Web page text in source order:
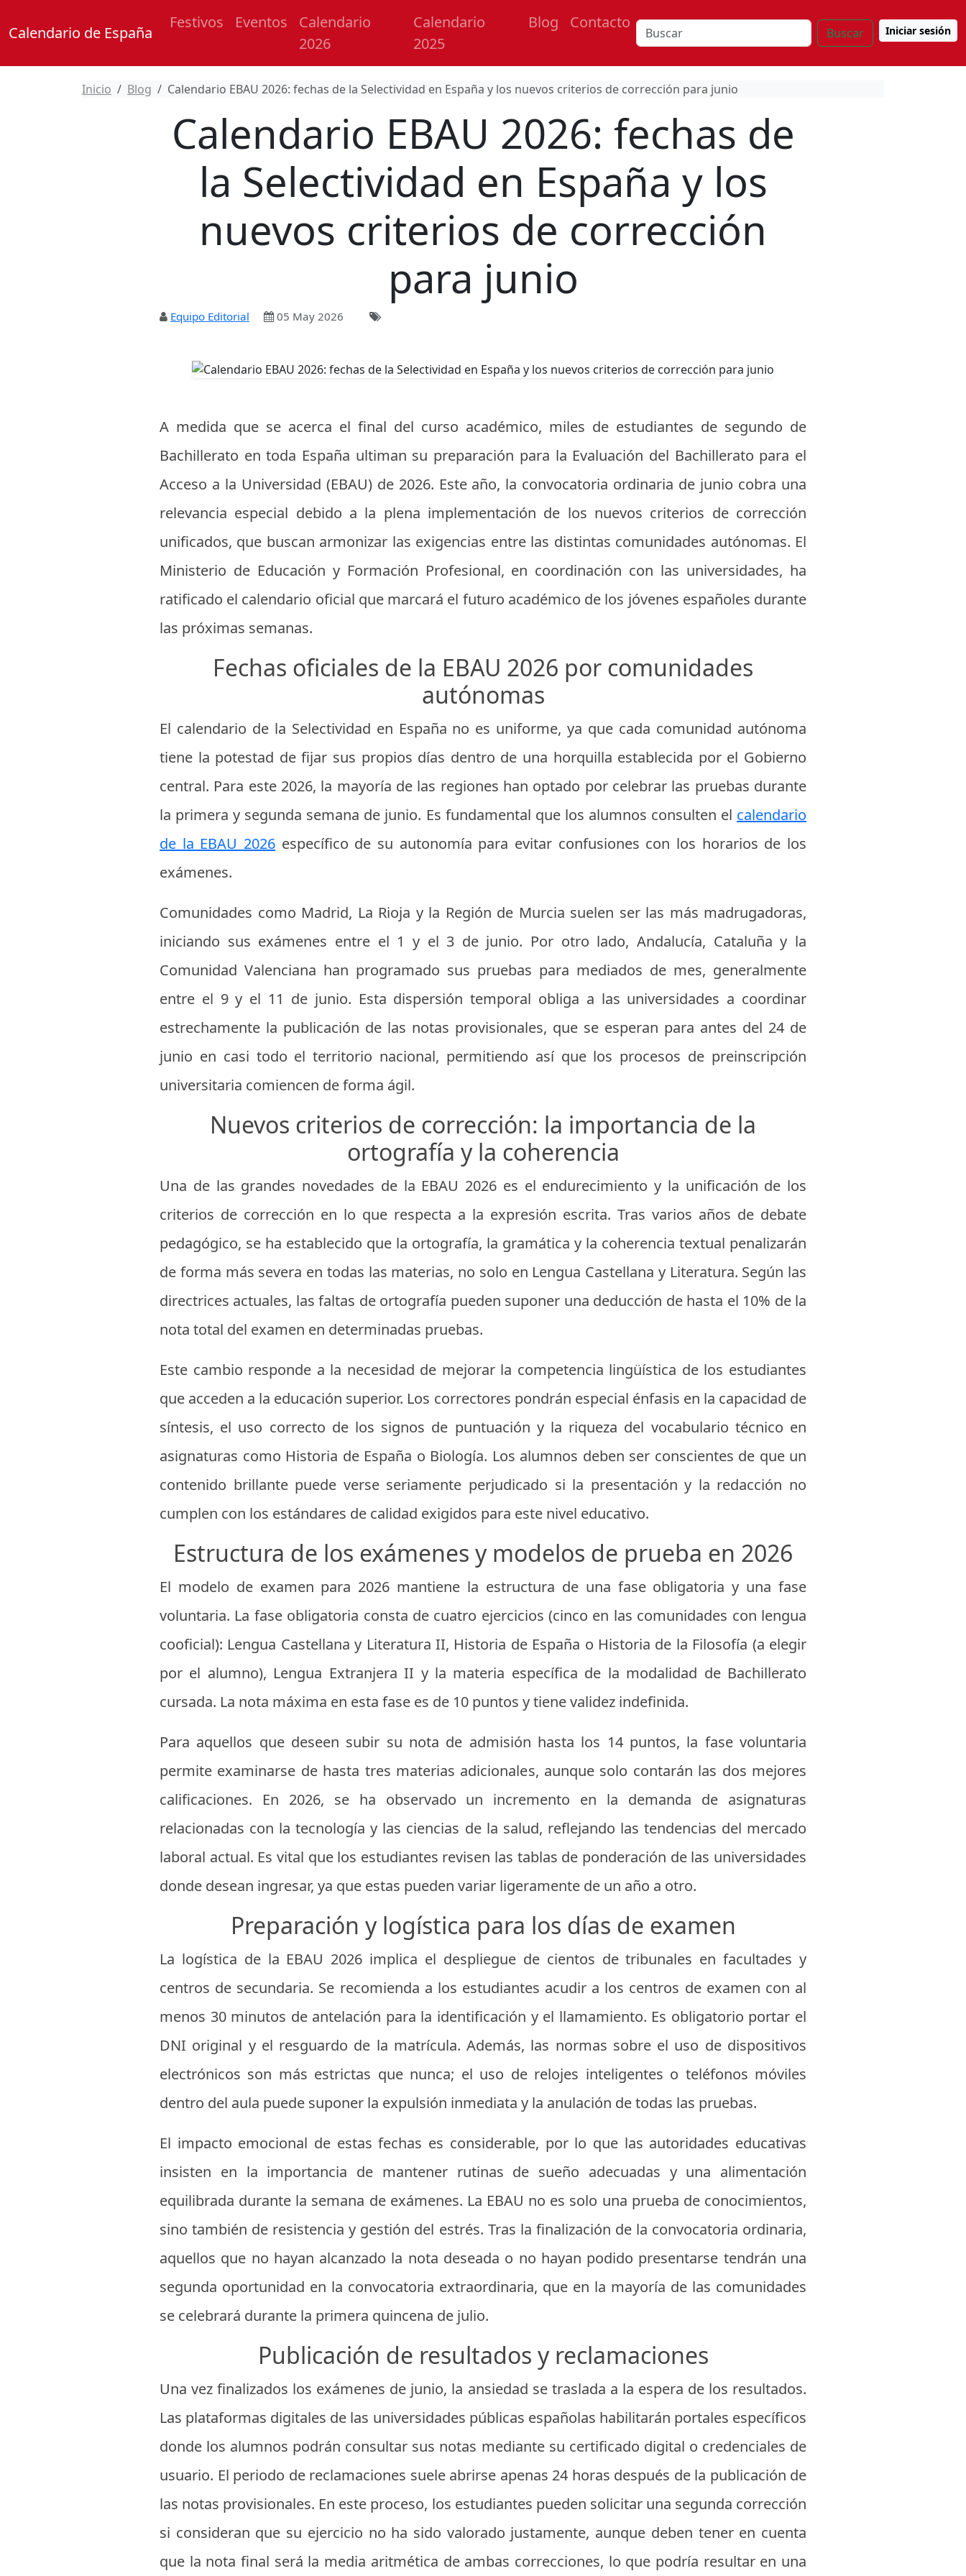
Calendario de España
Festivos Eventos
Calendario
2026
Calendario
2025
Blog Contacto
Buscar Iniciar sesión
Inicio Blog Calendario EBAU 2026: fechas de la Selectividad en España y los nuevos criterios de corrección para junio
Calendario EBAU 2026: fechas de
la Selectividad en España y los
nuevos criterios de corrección
para junio
Equipo Editorial 05 May 2026
A medida que se acerca el final del curso académico, miles de estudiantes de segundo de
Bachillerato en toda España ultiman su preparación para la Evaluación del Bachillerato para el
Acceso a la Universidad (EBAU) de 2026. Este año, la convocatoria ordinaria de junio cobra una
relevancia especial debido a la plena implementación de los nuevos criterios de corrección
unificados, que buscan armonizar las exigencias entre las distintas comunidades autónomas. El
Ministerio de Educación y Formación Profesional, en coordinación con las universidades, ha
ratificado el calendario oficial que marcará el futuro académico de los jóvenes españoles durante
las próximas semanas.
Fechas oficiales de la EBAU 2026 por comunidades
autónomas
El calendario de la Selectividad en España no es uniforme, ya que cada comunidad autónoma
tiene la potestad de fijar sus propios días dentro de una horquilla establecida por el Gobierno
central. Para este 2026, la mayoría de las regiones han optado por celebrar las pruebas durante
la primera y segunda semana de junio. Es fundamental que los alumnos consulten el calendario
de la EBAU 2026 específico de su autonomía para evitar confusiones con los horarios de los
exámenes.
Comunidades como Madrid, La Rioja y la Región de Murcia suelen ser las más madrugadoras,
iniciando sus exámenes entre el 1 y el 3 de junio. Por otro lado, Andalucía, Cataluña y la
Comunidad Valenciana han programado sus pruebas para mediados de mes, generalmente
entre el 9 y el 11 de junio. Esta dispersión temporal obliga a las universidades a coordinar
estrechamente la publicación de las notas provisionales, que se esperan para antes del 24 de
junio en casi todo el territorio nacional, permitiendo así que los procesos de preinscripción
universitaria comiencen de forma ágil.
Nuevos criterios de corrección: la importancia de la
ortografía y la coherencia
Una de las grandes novedades de la EBAU 2026 es el endurecimiento y la unificación de los
criterios de corrección en lo que respecta a la expresión escrita. Tras varios años de debate
pedagógico, se ha establecido que la ortografía, la gramática y la coherencia textual penalizarán
de forma más severa en todas las materias, no solo en Lengua Castellana y Literatura. Según las
directrices actuales, las faltas de ortografía pueden suponer una deducción de hasta el 10% de la
nota total del examen en determinadas pruebas.
Este cambio responde a la necesidad de mejorar la competencia lingüística de los estudiantes
que acceden a la educación superior. Los correctores pondrán especial énfasis en la capacidad de
síntesis, el uso correcto de los signos de puntuación y la riqueza del vocabulario técnico en
asignaturas como Historia de España o Biología. Los alumnos deben ser conscientes de que un
contenido brillante puede verse seriamente perjudicado si la presentación y la redacción no
cumplen con los estándares de calidad exigidos para este nivel educativo.
Estructura de los exámenes y modelos de prueba en 2026
El modelo de examen para 2026 mantiene la estructura de una fase obligatoria y una fase
voluntaria. La fase obligatoria consta de cuatro ejercicios (cinco en las comunidades con lengua
cooficial): Lengua Castellana y Literatura II, Historia de España o Historia de la Filosofía (a elegir
por el alumno), Lengua Extranjera II y la materia específica de la modalidad de Bachillerato
cursada. La nota máxima en esta fase es de 10 puntos y tiene validez indefinida.
Para aquellos que deseen subir su nota de admisión hasta los 14 puntos, la fase voluntaria
permite examinarse de hasta tres materias adicionales, aunque solo contarán las dos mejores
calificaciones. En 2026, se ha observado un incremento en la demanda de asignaturas
relacionadas con la tecnología y las ciencias de la salud, reflejando las tendencias del mercado
laboral actual. Es vital que los estudiantes revisen las tablas de ponderación de las universidades
donde desean ingresar, ya que estas pueden variar ligeramente de un año a otro.
Preparación y logística para los días de examen
La logística de la EBAU 2026 implica el despliegue de cientos de tribunales en facultades y
centros de secundaria. Se recomienda a los estudiantes acudir a los centros de examen con al
menos 30 minutos de antelación para la identificación y el llamamiento. Es obligatorio portar el
DNI original y el resguardo de la matrícula. Además, las normas sobre el uso de dispositivos
electrónicos son más estrictas que nunca; el uso de relojes inteligentes o teléfonos móviles
dentro del aula puede suponer la expulsión inmediata y la anulación de todas las pruebas.
El impacto emocional de estas fechas es considerable, por lo que las autoridades educativas
insisten en la importancia de mantener rutinas de sueño adecuadas y una alimentación
equilibrada durante la semana de exámenes. La EBAU no es solo una prueba de conocimientos,
sino también de resistencia y gestión del estrés. Tras la finalización de la convocatoria ordinaria,
aquellos que no hayan alcanzado la nota deseada o no hayan podido presentarse tendrán una
segunda oportunidad en la convocatoria extraordinaria, que en la mayoría de las comunidades
se celebrará durante la primera quincena de julio.
Publicación de resultados y reclamaciones
Una vez finalizados los exámenes de junio, la ansiedad se traslada a la espera de los resultados.
Las plataformas digitales de las universidades públicas españolas habilitarán portales específicos
donde los alumnos podrán consultar sus notas mediante su certificado digital o credenciales de
usuario. El periodo de reclamaciones suele abrirse apenas 24 horas después de la publicación de
las notas provisionales. En este proceso, los estudiantes pueden solicitar una segunda corrección
si consideran que su ejercicio no ha sido valorado justamente, aunque deben tener en cuenta
que la nota final será la media aritmética de ambas correcciones, lo que podría resultar en una